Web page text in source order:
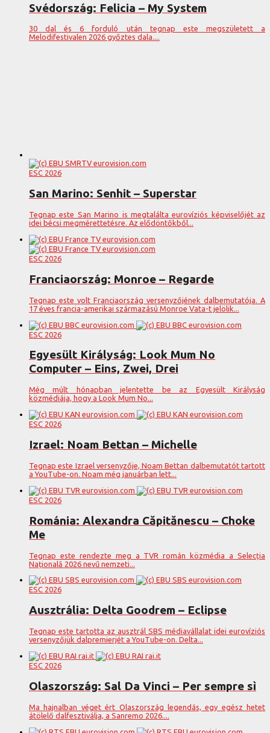
Svédország: Felicia – My System
30 dal és 6 forduló után tegnap este megszületett a
Melodifestivalen 2026 győztes dala....
ESC 2026
San Marino: Senhit – Superstar
Tegnap este San Marino is megtalálta eurovíziós képviselőjét az
idei bécsi megmérettetésre. Az elődöntőkből...
ESC 2026
Franciaország: Monroe – Regarde
Tegnap este volt Franciaország versenyzőjének dalbemutatója. A
17 éves francia-amerikai származású Monroe Vata-t jelölik...
ESC 2026
Egyesült Királyság: Look Mum No
Computer – Eins, Zwei, Drei
Még múlt hónapban jelentette be az Egyesült Királyság
közmédiája, hogy a Look Mum No...
ESC 2026
Izrael: Noam Bettan – Michelle
Tegnap este Izrael versenyzője, Noam Bettan dalbemutatót tartott
a YouTube-on. Noam még januárban lett...
ESC 2026
Románia: Alexandra Căpitănescu – Choke
Me
Tegnap este rendezte meg a TVR román közmédia a Selecția
Națională 2026 nevű nemzeti...
ESC 2026
Ausztrália: Delta Goodrem – Eclipse
Tegnap este tartotta az ausztrál SBS médiavállalat idei eurovíziós
versenyzőjük dalpremierjét a YouTube-on. Delta...
ESC 2026
Olaszország: Sal Da Vinci – Per sempre sì
Ma hajnalban véget ért Olaszország legendás, egy egész hetet
átölelő dalfesztiválja, a Sanremo 2026....